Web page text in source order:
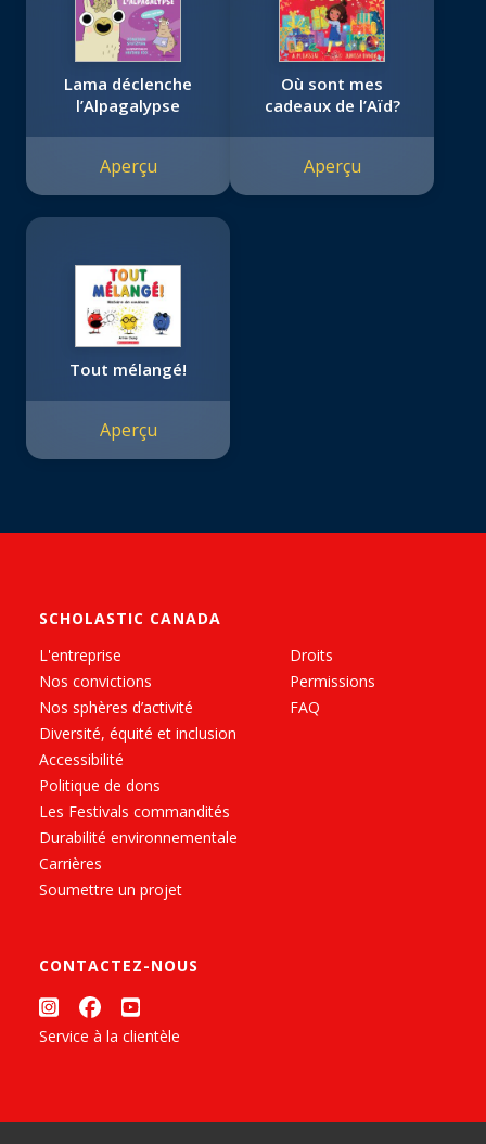
Lama déclenche
l’Alpagalypse
Aperçu
Où sont mes
cadeaux de l’Aïd?
Aperçu
Tout mélangé!
Aperçu
SCHOLASTIC CANADA
L'entreprise
Nos convictions
Nos sphères d’activité
Diversité, équité et inclusion
Accessibilité
Politique de dons
Les Festivals commandités
Durabilité environnementale
Carrières
Soumettre un projet
Droits
Permissions
FAQ
CONTACTEZ-NOUS
Service à la clientèle